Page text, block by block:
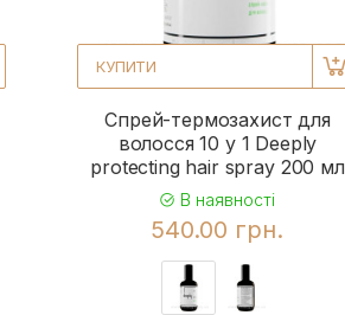
КУПИТИ
Спрей-термозахист для
волосся 10 у 1 Deeply
protecting hair spray 200 мл
В наявності
540.00 грн.